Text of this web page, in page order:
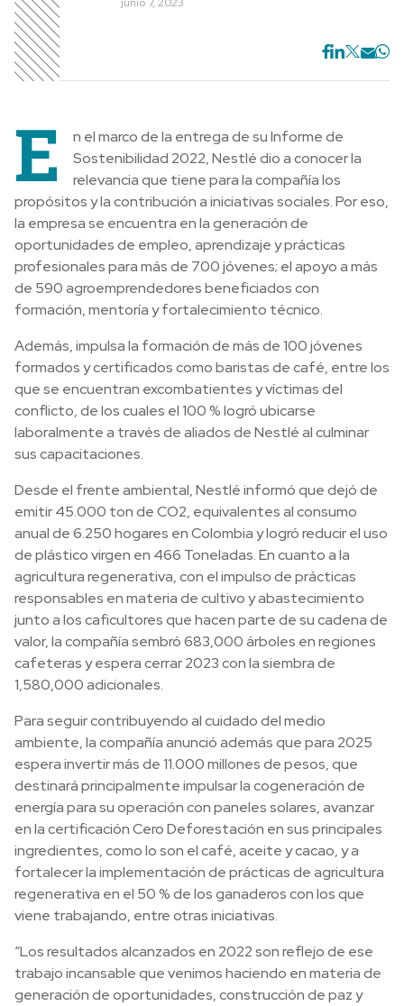
E
n el marco de la entrega de su Informe de
Sostenibilidad 2022, Nestlé dio a conocer la
relevancia que tiene para la compañía los
propósitos y la contribución a iniciativas sociales. Por eso,
la empresa se encuentra en la generación de
oportunidades de empleo, aprendizaje y prácticas
profesionales para más de 700 jóvenes; el apoyo a más
de 590 agroemprendedores beneficiados con
formación, mentoría y fortalecimiento técnico.
Además, impulsa la formación de más de 100 jóvenes
formados y certificados como baristas de café, entre los
que se encuentran excombatientes y víctimas del
conflicto, de los cuales el 100 % logró ubicarse
laboralmente a través de aliados de Nestlé al culminar
sus capacitaciones.
Desde el frente ambiental, Nestlé informó que dejó de
emitir 45.000 ton de CO2, equivalentes al consumo
anual de 6.250 hogares en Colombia y logró reducir el uso
de plástico virgen en 466 Toneladas. En cuanto a la
agricultura regenerativa, con el impulso de prácticas
responsables en materia de cultivo y abastecimiento
junto a los caficultores que hacen parte de su cadena de
valor, la compañía sembró 683,000 árboles en regiones
cafeteras y espera cerrar 2023 con la siembra de
1,580,000 adicionales.
Para seguir contribuyendo al cuidado del medio
ambiente, la compañía anunció además que para 2025
espera invertir más de 11.000 millones de pesos, que
destinará principalmente impulsar la cogeneración de
energía para su operación con paneles solares, avanzar
en la certificación Cero Deforestación en sus principales
ingredientes, como lo son el café, aceite y cacao, y a
fortalecer la implementación de prácticas de agricultura
regenerativa en el 50 % de los ganaderos con los que
viene trabajando, entre otras iniciativas.
“Los resultados alcanzados en 2022 son reflejo de ese
trabajo incansable que venimos haciendo en materia de
generación de oportunidades, construcción de paz y